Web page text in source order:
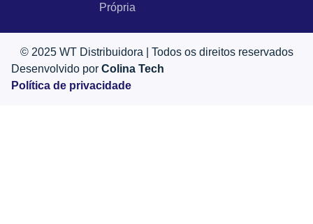
Própria
© 2025 WT Distribuidora | Todos os direitos reservados
Desenvolvido por Colina Tech
Política de privacidade